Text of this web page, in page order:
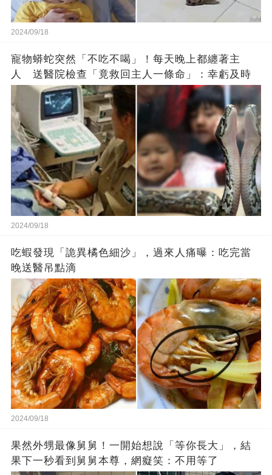
2024/09/18
寵物蟒蛇突然「不吃不喝」！每天晚上都纏著主
人 送醫院檢查「竟救回主人一條命」：幸虧及時
2024/09/18
吃蝦發現「詭異橘色細沙」，過來人痛曝：吃完當
晚送醫吊點滴
2024/09/18
果然外甥最像舅舅！一開始想說「等你長大」，結
果下一秒看到舅舅本尊，網癡笑：不用等了